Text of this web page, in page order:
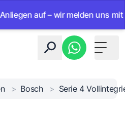
– wir melden uns mit der
Toggle
> Bosch > Serie 4